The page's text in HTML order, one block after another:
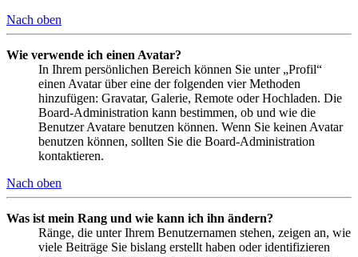
Nach oben
Wie verwende ich einen Avatar?
In Ihrem persönlichen Bereich können Sie unter „Profil“
einen Avatar über eine der folgenden vier Methoden
hinzufügen: Gravatar, Galerie, Remote oder Hochladen. Die
Board-Administration kann bestimmen, ob und wie die
Benutzer Avatare benutzen können. Wenn Sie keinen Avatar
benutzen können, sollten Sie die Board-Administration
kontaktieren.
Nach oben
Was ist mein Rang und wie kann ich ihn ändern?
Ränge, die unter Ihrem Benutzernamen stehen, zeigen an, wie
viele Beiträge Sie bislang erstellt haben oder identifizieren